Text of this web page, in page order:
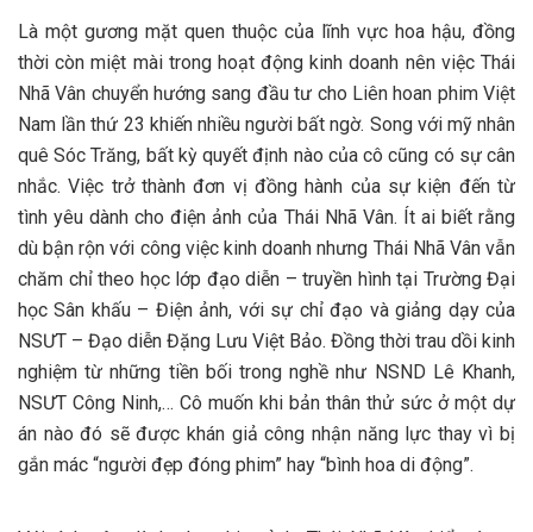
Là một gương mặt quen thuộc của lĩnh vực hoa hậu, đồng
thời còn miệt mài trong hoạt động kinh doanh nên việc Thái
Nhã Vân chuyển hướng sang đầu tư cho Liên hoan phim Việt
Nam lần thứ 23 khiến nhiều người bất ngờ. Song với mỹ nhân
quê Sóc Trăng, bất kỳ quyết định nào của cô cũng có sự cân
nhắc. Việc trở thành đơn vị đồng hành của sự kiện đến từ
tình yêu dành cho điện ảnh của Thái Nhã Vân. Ít ai biết rằng
dù bận rộn với công việc kinh doanh nhưng Thái Nhã Vân vẫn
chăm chỉ theo học lớp đạo diễn – truyền hình tại Trường Đại
học Sân khấu – Điện ảnh, với sự chỉ đạo và giảng dạy của
NSƯT – Đạo diễn Đặng Lưu Việt Bảo. Đồng thời trau dồi kinh
nghiệm từ những tiền bối trong nghề như NSND Lê Khanh,
NSƯT Công Ninh,… Cô muốn khi bản thân thử sức ở một dự
án nào đó sẽ được khán giả công nhận năng lực thay vì bị
gắn mác “người đẹp đóng phim” hay “bình hoa di động”.